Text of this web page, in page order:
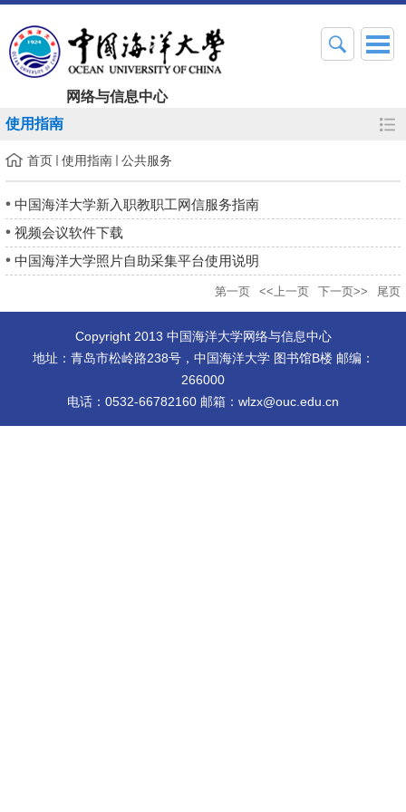
网络与信息中心
使用指南
首页 使用指南 公共服务
中国海洋大学新入职教职工网信服务指南
视频会议软件下载
中国海洋大学照片自助采集平台使用说明
第一页 <<上一页 下一页>> 尾页
Copyright 2013 中国海洋大学网络与信息中心
地址：青岛市松岭路238号，中国海洋大学 图书馆B楼 邮编：
266000
电话：0532-66782160 邮箱：wlzx@ouc.edu.cn